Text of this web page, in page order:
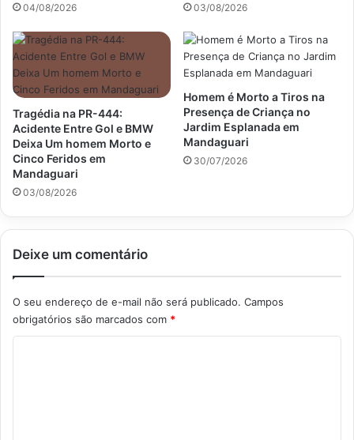
04/08/2026 03/08/2026
Tragédia na PR-444:
Acidente Entre Gol e BMW
Deixa Um homem Morto e
Cinco Feridos em
Mandaguari
03/08/2026
Homem é Morto a Tiros na
Presença de Criança no
Jardim Esplanada em
Mandaguari
30/07/2026
Deixe um comentário
O seu endereço de e-mail não será publicado. Campos
obrigatórios são marcados com *